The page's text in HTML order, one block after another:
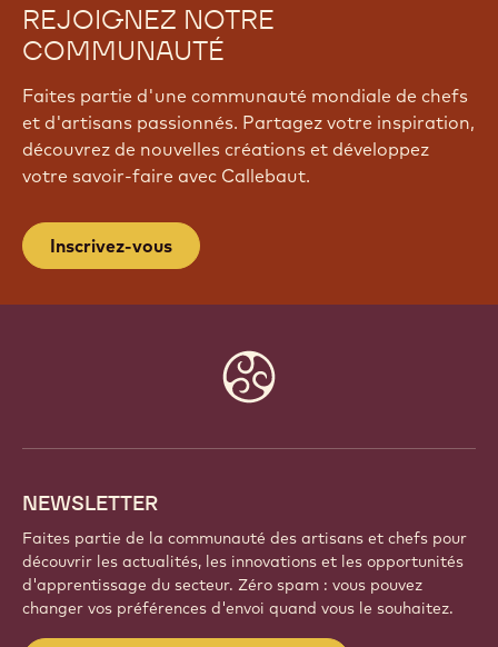
REJOIGNEZ NOTRE
COMMUNAUTÉ
Faites partie d'une communauté mondiale de chefs
et d'artisans passionnés. Partagez votre inspiration,
découvrez de nouvelles créations et développez
votre savoir-faire avec Callebaut.
Inscrivez-vous
NEWSLETTER
Faites partie de la communauté des artisans et chefs pour
découvrir les actualités, les innovations et les opportunités
d'apprentissage du secteur. Zéro spam : vous pouvez
changer vos préférences d'envoi quand vous le souhaitez.